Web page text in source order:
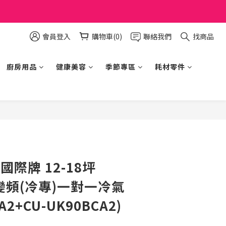
會員登入 購物車(0) 聯絡我們 找商品
廚房用品 健康美容 季節專區
耗材零件
際牌 12-18坪
頻(冷專)一對一冷氣
UK90BCA2)